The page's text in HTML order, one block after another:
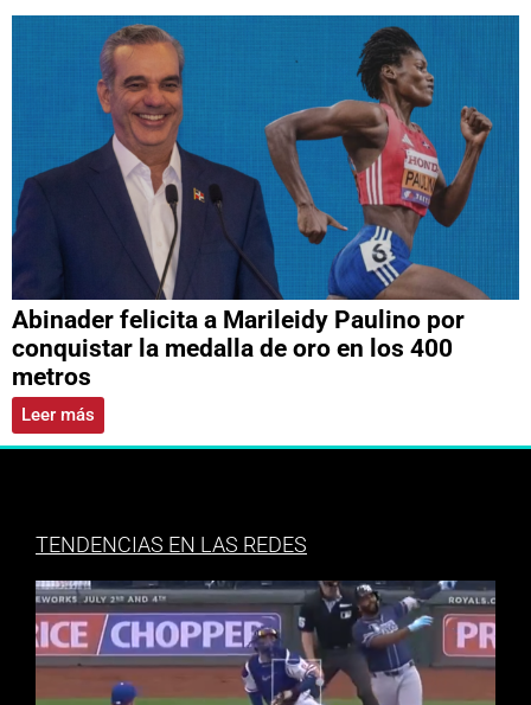
Abinader felicita a Marileidy Paulino por
conquistar la medalla de oro en los 400
metros
Leer más
TENDENCIAS EN LAS REDES